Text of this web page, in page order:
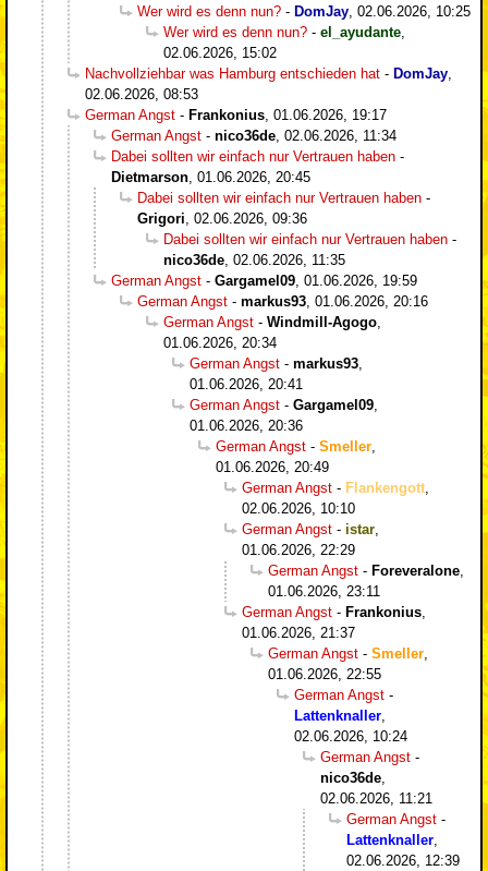
Wer wird es denn nun? - DomJay 02.06.2026, 10:25
Wer wird es denn nun? - el_ayudante
02.06.2026, 15:02
Nachvollziehbar was Hamburg entschieden hat - DomJay
02.06.2026, 08:53
German Angst - Frankonius 01.06.2026, 19:17
German Angst - nico36de 02.06.2026, 11:34
Dabei sollten wir einfach nur Vertrauen haben -
Dietmarson 01.06.2026, 20:45
Dabei sollten wir einfach nur Vertrauen haben -
Grigori 02.06.2026, 09:36
Dabei sollten wir einfach nur Vertrauen haben -
nico36de 02.06.2026, 11:35
German Angst - Gargamel09 01.06.2026, 19:59
German Angst - markus93 01.06.2026, 20:16
German Angst - Windmill-Agogo
01.06.2026, 20:34
German Angst - markus93
01.06.2026, 20:41
German Angst - Gargamel09
01.06.2026, 20:36
German Angst - Smeller
01.06.2026, 20:49
German Angst - Flankengott
02.06.2026, 10:10
German Angst - istar
01.06.2026, 22:29
German Angst - Foreveralone
01.06.2026, 23:11
German Angst - Frankonius
01.06.2026, 21:37
German Angst - Smeller
01.06.2026, 22:55
German Angst -
Lattenknaller
02.06.2026, 10:24
German Angst -
nico36de
02.06.2026, 11:21
German Angst -
Lattenknaller
02.06.2026, 12:39